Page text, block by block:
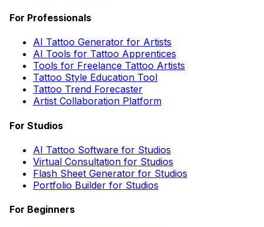
For Professionals
AI Tattoo Generator for Artists
AI Tools for Tattoo Apprentices
Tools for Freelance Tattoo Artists
Tattoo Style Education Tool
Tattoo Trend Forecaster
Artist Collaboration Platform
For Studios
AI Tattoo Software for Studios
Virtual Consultation for Studios
Flash Sheet Generator for Studios
Portfolio Builder for Studios
For Beginners